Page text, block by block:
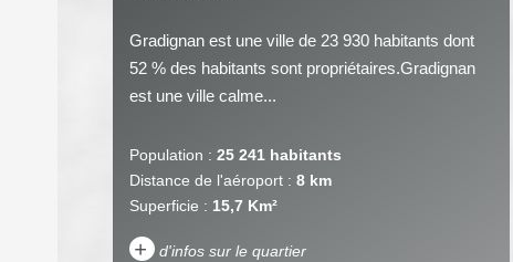
Gradignan est une ville de 23 930 habitants dont
52 % des habitants sont propriétaires.Gradignan
est une ville calme...
Population : 25 241 habitants
Distance de l'aéroport : 8 km
Superficie : 15,7 Km²
+ d'infos sur le quartier